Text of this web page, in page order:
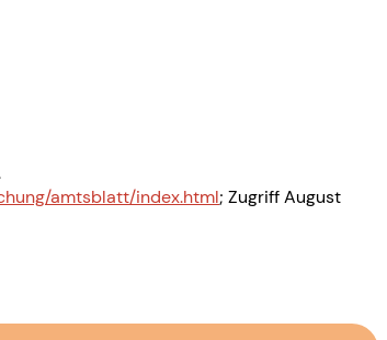
amtsblatt/index.html; Zugriff August